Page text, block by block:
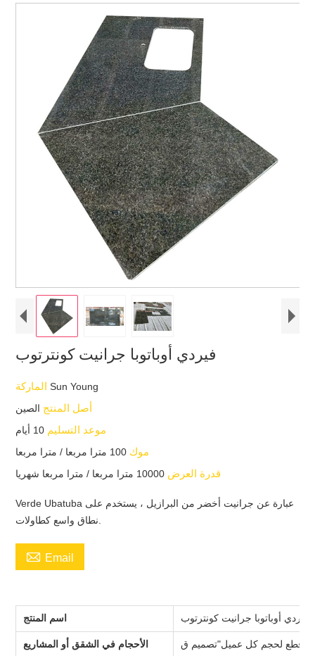
فيردي أوباتوبا جرانيت كونترتوب
الماركةSun Young
أصل المنتج الصين
موعد التسليم 10 أيام
موك 100 مترا مربعا / مترا مربعا
قدرة العرض 10000 مترا مربعا / مترا مربعا شهريا
Verde Ubatuba عبارة عن جرانيت أخضر من البرازيل ، يستخدم على
نطاق واسع كطاولات.
 Email
اسم المنتج
فيردي أوباتوبا جرانيت كونترتوب
الأحجام في الشقق أو المشاريع
قطع لحجم كل عميل"تصميم ق